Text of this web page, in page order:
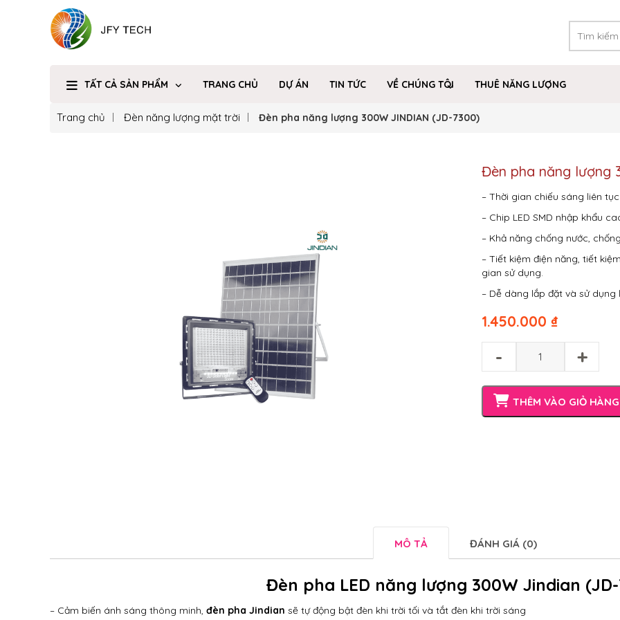
TẤT CẢ SẢN PHẨM TRANG CHỦ DỰ ÁN TIN TỨC VỀ CHÚNG TÔI THUÊ NĂNG LƯỢNG
Trang chủ Đèn năng lượng mặt trời Đèn pha năng lượng 300W JINDIAN (JD-7300)
Đèn pha năng lượng
– Thời gian chiếu sáng liên
– Chip LED SMD nhập khẩu
– Khả năng chống nước,
– Tiết kiệm điện năng, tiết
gian sử dụng.
– Dễ dàng lắp đặt và sử dụng
1.450.000 ₫
- +
THÊM VÀO GIỎ HÀNG
MÔ TẢ ĐÁNH GIÁ (0)
Đèn pha LED năng lượng 300W Jindian
– Cảm biến ánh sáng thông minh, đèn pha Jindian sẽ tự động bật đèn khi trời tối và tắt đèn khi trời sáng